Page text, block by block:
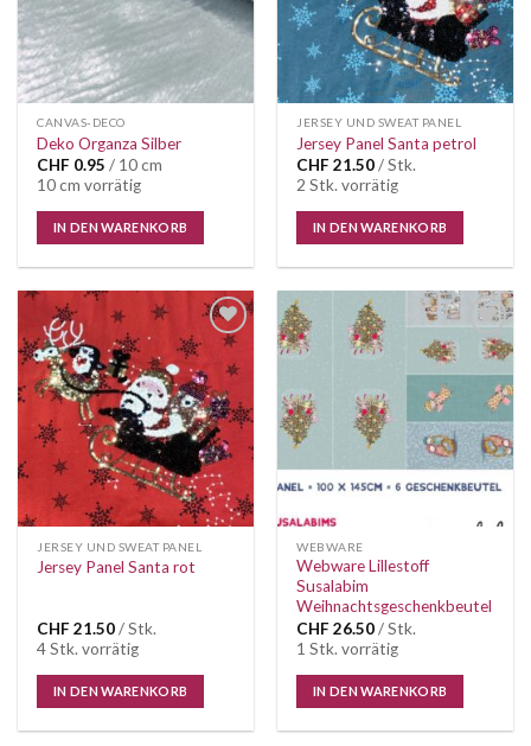
CANVAS-DECO
Deko Organza Silber
CHF 0.95 / 10 cm
10 cm vorrätig
IN DEN WARENKORB
JERSEY UND SWEAT PANEL
Jersey Panel Santa petrol
CHF 21.50/ Stk.
2 Stk. vorrätig
IN DEN WARENKORB
Auf die
Wunschliste
JERSEY UND SWEAT PANEL
Jersey Panel Santa rot
CHF 21.50/ Stk.
4 Stk. vorrätig
IN DEN WARENKORB
Auf die
Wunschliste
WEBWARE
Webware Lillestoff
Susalabim
Weihnachtsgeschenkbeutel
CHF 26.50/ Stk.
1 Stk. vorrätig
IN DEN WARENKORB